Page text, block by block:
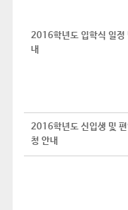
2016학년도 입학식 일정
내
2016학년도 신입생 및
청 안내